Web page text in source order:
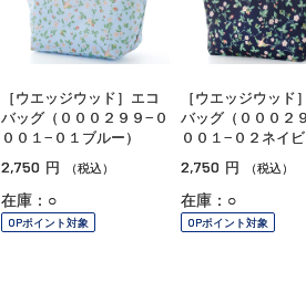
［ウエッジウッド］エコ
バッグ（０００２９９−０
００１−０１ブルー）
2,750 円 （税込）
在庫：○
OPポイント対象
［ウエッジウッド
バッグ（０００２
００１−０２ネイ
2,750 円 （税込）
在庫：○
OPポイント対象